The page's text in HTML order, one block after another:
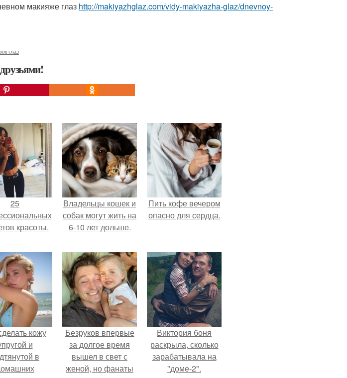
макияже глаз http://makiyazhglaz.com/vidy-makiyazha-glaz/dnevnoy-
глаз
25
красоты.
Владельцы кошек и
собак могут жить на
6-10 лет дольше.
Пить кофе вечером
опасно для сердца.
кожу
и
в
Безруков впервые
за долгое время
вышел в свет с
женой, но фанаты
Виктория боня
раскрыла, сколько
зарабатывала на
"доме-2".